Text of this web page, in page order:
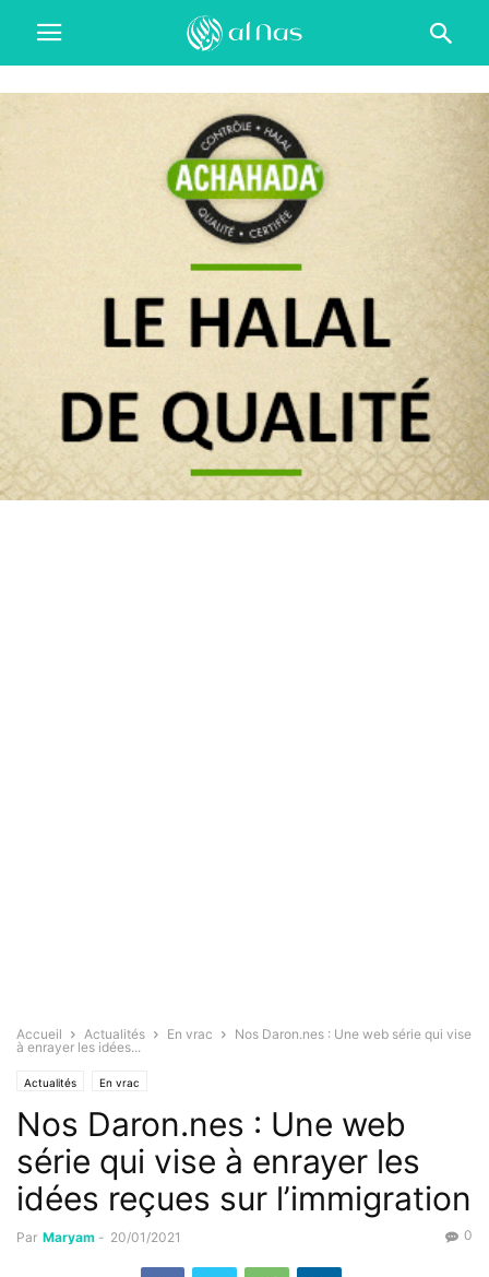
Accueil Actualités En vrac
Nos Daron.nes : Une web série qui vise
à enrayer les idées...
Actualités En vrac
Nos Daron.nes : Une web
série qui vise à enrayer les
idées reçues sur l’immigration
Par Maryam - 20/01/2021 0